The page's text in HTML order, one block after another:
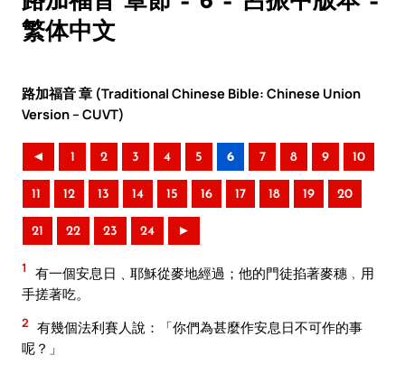
繁体中文
路加福音 章 (Traditional Chinese Bible: Chinese Union
Version – CUVT)
◄ 1 2 3 4 5 6 7 8 9 10
11 12 13 14 15 16 17 18 19 20
21 22 23 24 ►
1
有一個安息日﹑耶穌從麥地經過；他的門徒掐著麥穗﹐用
手搓著吃。
2 有幾個法利賽人說：「你們為甚麼作安息日不可作的事
呢？」